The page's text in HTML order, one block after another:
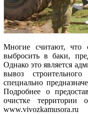
Многие считают, что
выбросить в баки,
Однако это является
вывоз
специально
Подробнее о
очистке территории
www.vivozkamusora.ru